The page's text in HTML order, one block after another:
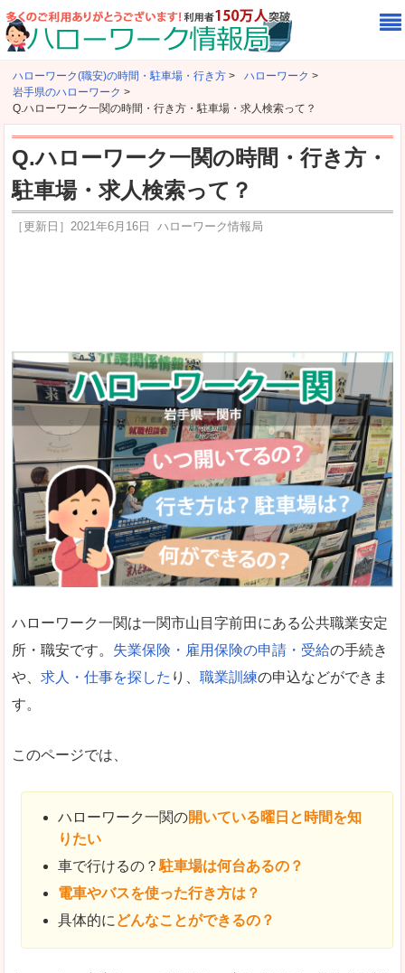
ハローワーク(職安)の時間・駐車場・行き方 > ハローワーク >
岩手県のハローワーク >
Q.ハローワーク一関の時間・行き方・駐車場・求人検索って？
Q.ハローワーク一関の時間・行き方・
駐車場・求人検索って？
［更新日］ 2021年6月16日 ハローワーク情報局
ハローワーク一関は一関市山目字前田にある公共職業安定
所・職安です。 失業保険・雇用保険の申請・受給の手続き
や、 求人・仕事を探した り、 職業訓練の申込などができま
す。
このページでは、
ハローワーク一関の開いている曜日と時間を知
りたい
車で行けるの？駐車場は何台あるの？
電車やバスを使った行き方は？
具体的にどんなことができるの？